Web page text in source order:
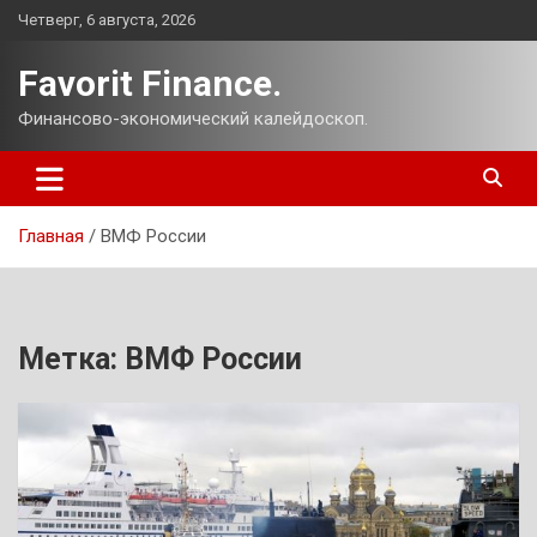
Перейти
Четверг, 6 августа, 2026
Favorit Finance.
Финансово-экономический калейдоскоп.
Главная ВМФ России
Метка: ВМФ России